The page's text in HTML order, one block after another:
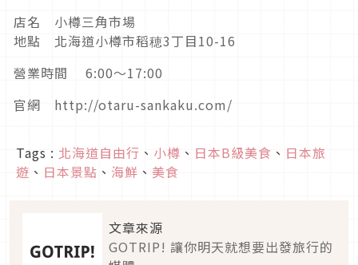
店名 小樽三角市場
地點 北海道小樽市稻穂3丁目10-16
營業時間 6:00～17:00
官網 http://otaru-sankaku.com/
Tags : 北海道自由行 、 小樽 、 日本B級美食 、 日本旅
遊 、 日本景點 、 海鮮 、 美食
文章來源
GOTRIP! 讓你明天就想要出發旅行的